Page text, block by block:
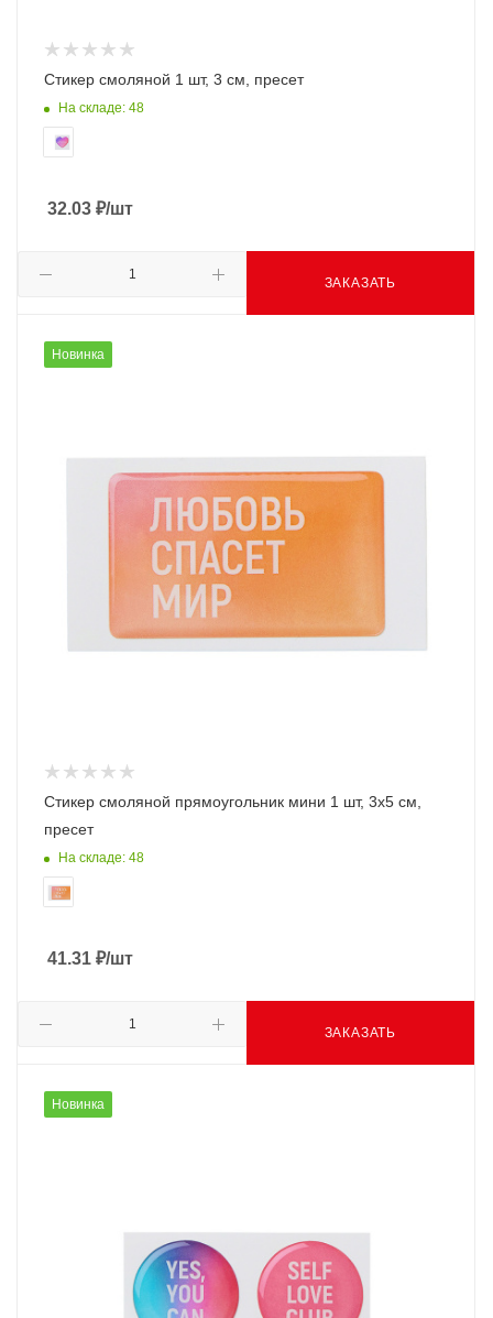
Стикер смоляной 1 шт, 3 см, пресет
На складе: 48
32.03 ₽/шт
ЗАКАЗАТЬ
Новинка
Стикер смоляной прямоугольник мини 1 шт, 3х5 см,
пресет
На складе: 48
41.31 ₽/шт
ЗАКАЗАТЬ
Новинка